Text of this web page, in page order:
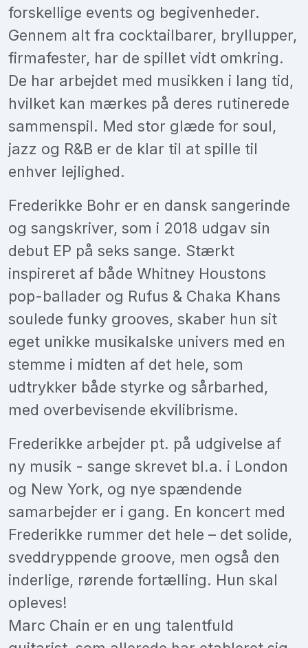
forskellige events og begivenheder.
Gennem alt fra cocktailbarer, bryllupper,
firmafester, har de spillet vidt omkring.
De har arbejdet med musikken i lang tid,
hvilket kan mærkes på deres rutinerede
sammenspil. Med stor glæde for soul,
jazz og R&B er de klar til at spille til
enhver lejlighed.
Frederikke Bohr er en dansk sangerinde
og sangskriver, som i 2018 udgav sin
debut EP på seks sange. Stærkt
inspireret af både Whitney Houstons
pop-ballader og Rufus & Chaka Khans
soulede funky grooves, skaber hun sit
eget unikke musikalske univers med en
stemme i midten af det hele, som
udtrykker både styrke og sårbarhed,
med overbevisende ekvilibrisme.
Frederikke arbejder pt. på udgivelse af
ny musik - sange skrevet bl.a. i London
og New York, og nye spændende
samarbejder er i gang. En koncert med
Frederikke rummer det hele – det solide,
sveddryppende groove, men også den
inderlige, rørende fortælling. Hun skal
opleves!
Marc Chain er en ung talentfuld